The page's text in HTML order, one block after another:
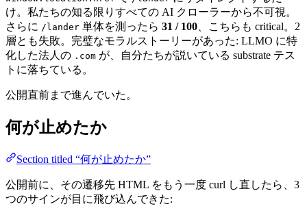
け。私たちの知る限りすべての AI クローラーから不可視。
さらに /lander 単体を測ったら 31 / 100 、こちらも critical。2
層とも失敗。完璧なモラルストーリーがあった: LLMO に特
化した法人の .com が、自分たちが説いている substrate テス
トに落ちている。
公開直前まで進んでいた。
何が止めたか
Section titled “何が止めたか”
公開前に、その遷移先 HTML をもう一度 curl し直したら、3
つのサインが目に飛び込んできた: